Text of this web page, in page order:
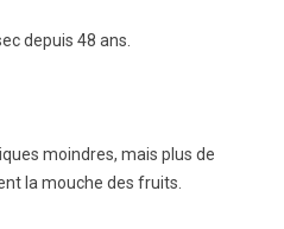
depuis 48 ans.
moindres, mais plus de
la mouche des fruits.